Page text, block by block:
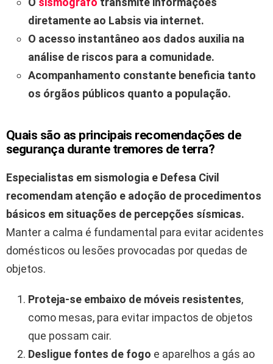
diretamente ao Labsis via internet.
O acesso instantâneo aos dados auxilia na
análise de riscos para a comunidade.
Acompanhamento constante beneficia tanto
os órgãos públicos quanto a população.
Quais são as principais recomendações de
segurança durante tremores de terra?
Especialistas em sismologia e Defesa Civil
recomendam atenção e adoção de procedimentos
básicos em situações de percepções sísmicas.
Manter a calma é fundamental para evitar acidentes
domésticos ou lesões provocadas por quedas de
objetos.
Proteja-se embaixo de móveis resistentes,
como mesas, para evitar impactos de objetos
que possam cair.
Desligue fontes de fogo e aparelhos a gás ao